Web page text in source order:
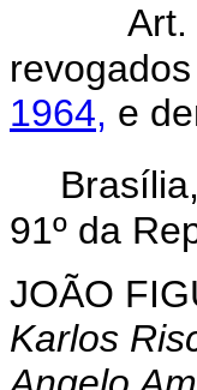
1964, e
91º da
JOÃO
Karlos